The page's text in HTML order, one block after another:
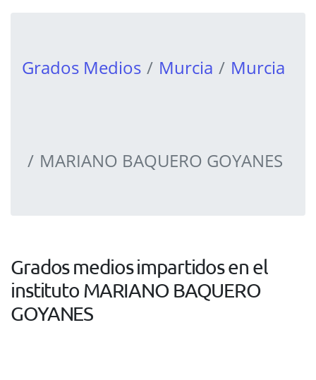
Grados Medios Murcia Murcia
MARIANO BAQUERO GOYANES
Grados medios impartidos en el
instituto MARIANO BAQUERO
GOYANES